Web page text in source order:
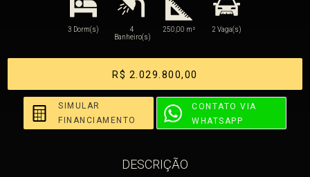
3 Dorm(s)
4
Banheiro(s)
250,00 m² 2 Vaga(s)
R$ 2.029.800,00
SIMULAR
FINANCIAMENTO
CONTATO VIA
WHATSAPP
DESCRIÇÃO